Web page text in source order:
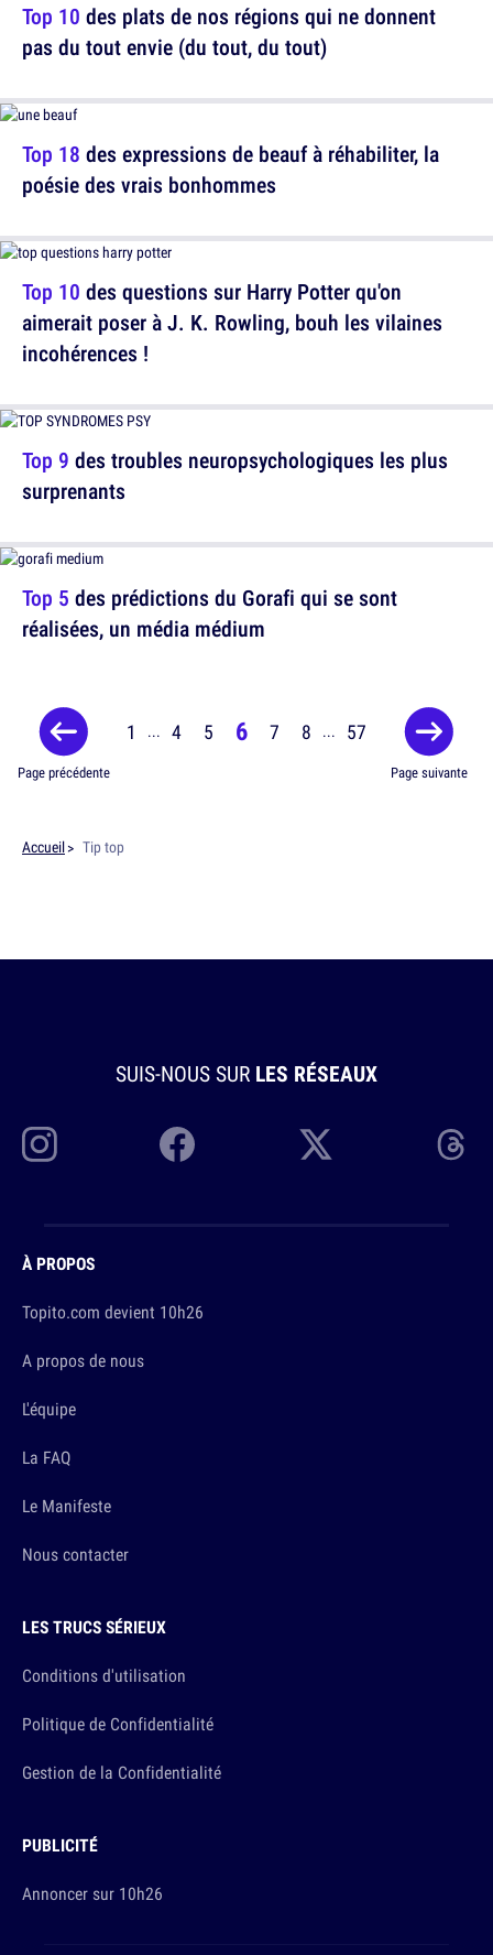
Top 18 des expressions de beauf à réhabiliter, la
poésie des vrais bonhommes
Top 9 des troubles neuropsychologiques les plus
surprenants
Top 10 des plats de nos régions qui ne donnent
pas du tout envie (du tout, du tout)
Top 10 des questions sur Harry Potter qu'on
aimerait poser à J. K. Rowling, bouh les vilaines
incohérences !
Top 5 des prédictions du Gorafi qui se sont
réalisées, un média médium
Page précédente
1 ... 4 5 6 7 8 ... 57
Page suivante
Accueil Tip top
SUIS-NOUS SUR LES RÉSEAUX
À PROPOS
Topito.com devient 10h26
A propos de nous
L'équipe
La FAQ
Le Manifeste
Nous contacter
LES TRUCS SÉRIEUX
Conditions d'utilisation
Politique de Confidentialité
Gestion de la Confidentialité
PUBLICITÉ
Annoncer sur 10h26